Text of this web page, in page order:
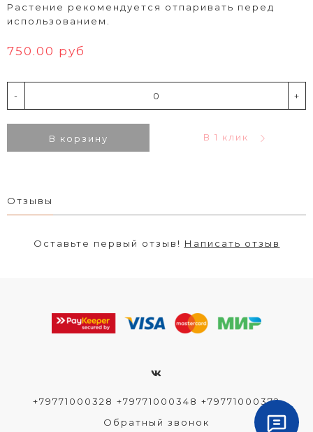
Растение рекомендуется отпаривать перед
использованием.
750.00 руб
- +
В корзину В 1 клик
Отзывы
Оставьте первый отзыв! Написать отзыв
+79771000328 +79771000348 +79771000372
Обратный звонок